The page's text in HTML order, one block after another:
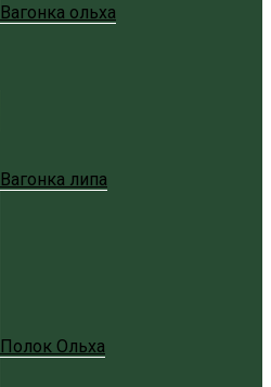
Вагонка ольха
Вагонка липа
Полок Ольха